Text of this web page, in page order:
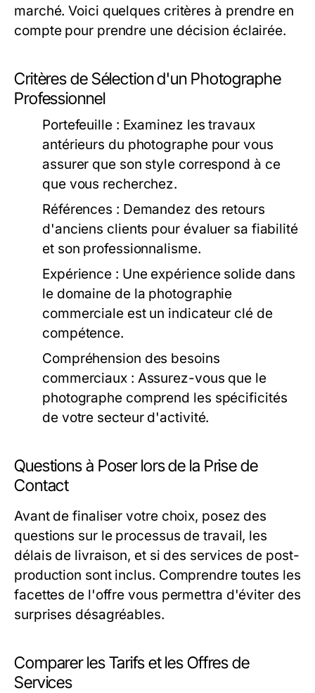
marché. Voici quelques critères à prendre en
compte pour prendre une décision éclairée.
Critères de Sélection d'un Photographe
Professionnel
Portefeuille : Examinez les travaux
antérieurs du photographe pour vous
assurer que son style correspond à ce
que vous recherchez.
Références : Demandez des retours
d'anciens clients pour évaluer sa fiabilité
et son professionnalisme.
Expérience : Une expérience solide dans
le domaine de la photographie
commerciale est un indicateur clé de
compétence.
Compréhension des besoins
commerciaux : Assurez-vous que le
photographe comprend les spécificités
de votre secteur d'activité.
Questions à Poser lors de la Prise de
Contact
Avant de finaliser votre choix, posez des
questions sur le processus de travail, les
délais de livraison, et si des services de post-
production sont inclus. Comprendre toutes les
facettes de l'offre vous permettra d'éviter des
surprises désagréables.
Comparer les Tarifs et les Offres de
Services